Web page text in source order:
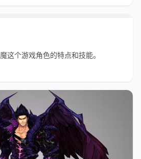
这个游戏角色的特点和技能。